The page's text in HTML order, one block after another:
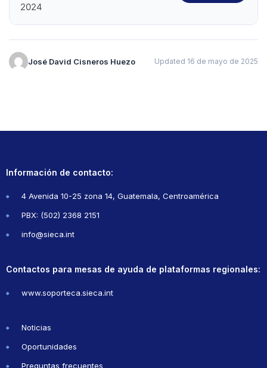
2024
José David Cisneros Huezo Updated 16 de mayo de 2025
Información de contacto:
4 Avenida 10-25 zona 14, Guatemala, Centroamérica
PBX: (502) 2368 2151
info@sieca.int
Contactos para mesas de ayuda de plataformas regionales:
www.soporteca.sieca.int
Noticias
Oportunidades
Preguntas frecuentes